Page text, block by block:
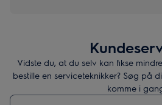
Vidste du, at du selv kan fikse
bestille en serviceteknikker? Søg på
komme i
Skriv her for at søge efter supportartikler